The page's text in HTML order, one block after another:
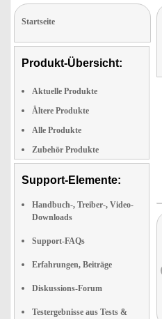
Startseite
Produkt-Übersicht:
Aktuelle Produkte
Ältere Produkte
Alle Produkte
Zubehör Produkte
Support-Elemente:
Handbuch-, Treiber-, Video-
Downloads
Support-FAQs
Erfahrungen, Beiträge
Diskussions-Forum
Testergebnisse aus Tests &